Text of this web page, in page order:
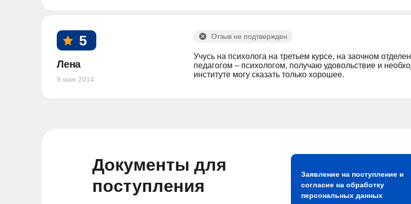
5
Лена
9 мая 2014
Отзыв не подтвержден
Учусь на психолога на третьем курсе, на заочном
педагогом – психологом, получаю удовольствие и
институте могу сказать только хорошее.
Документы для
поступления
Заявление на поступление и
согласие на обработку
персональных данных